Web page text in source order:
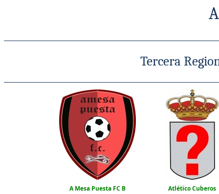
Tercera
A Mesa Puesta FC B
Atlético Cuberos